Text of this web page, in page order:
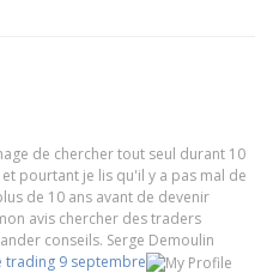
de chercher tout seul durant 10
pourtant je lis qu'il y a pas mal de
de 10 ans avant de devenir
avis chercher des traders
conseils. Serge Demoulin
trading 9 septembre